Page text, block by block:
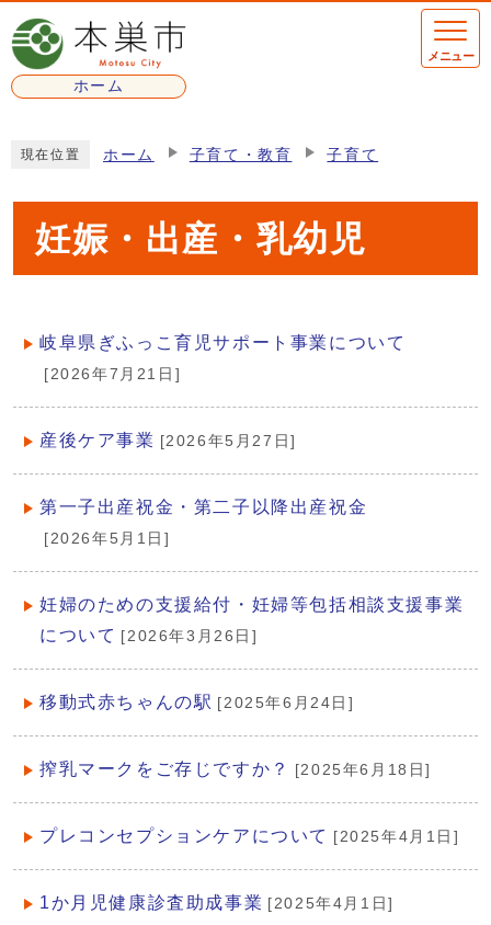
ページの先頭です
ホーム
メニュー
現在位置 ホーム 子育て・教育 子育て
妊娠・出産・乳幼児
メインメニュー
岐阜県ぎふっこ育児サポート事業について
[2026年7月21日]
産後ケア事業 [2026年5月27日]
第一子出産祝金・第二子以降出産祝金
[2026年5月1日]
妊婦のための支援給付・妊婦等包括相談支援事業
について [2026年3月26日]
移動式赤ちゃんの駅 [2025年6月24日]
搾乳マークをご存じですか？ [2025年6月18日]
プレコンセプションケアについて [2025年4月1日]
1か月児健康診査助成事業 [2025年4月1日]